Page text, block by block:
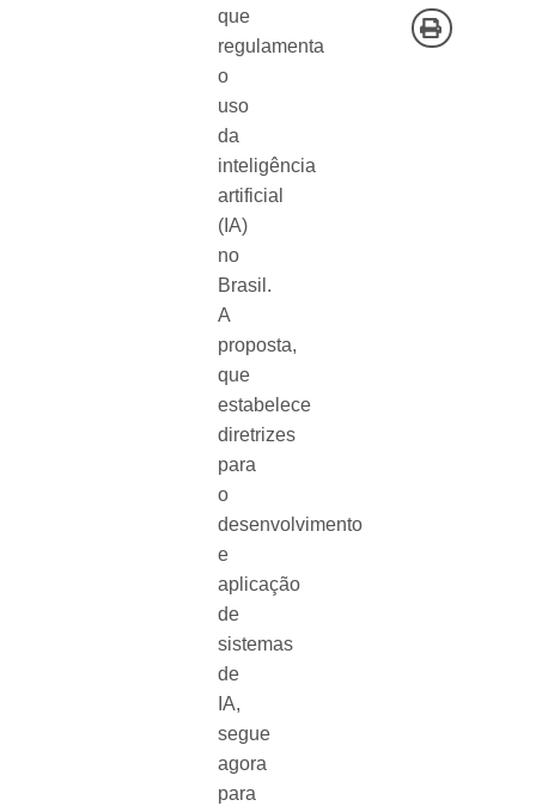
que
regulamenta
o
uso
da
inteligência
artificial
(IA)
no
Brasil.
A
proposta,
que
estabelece
diretrizes
para
o
desenvolvimento
e
aplicação
de
sistemas
de
IA,
segue
agora
para